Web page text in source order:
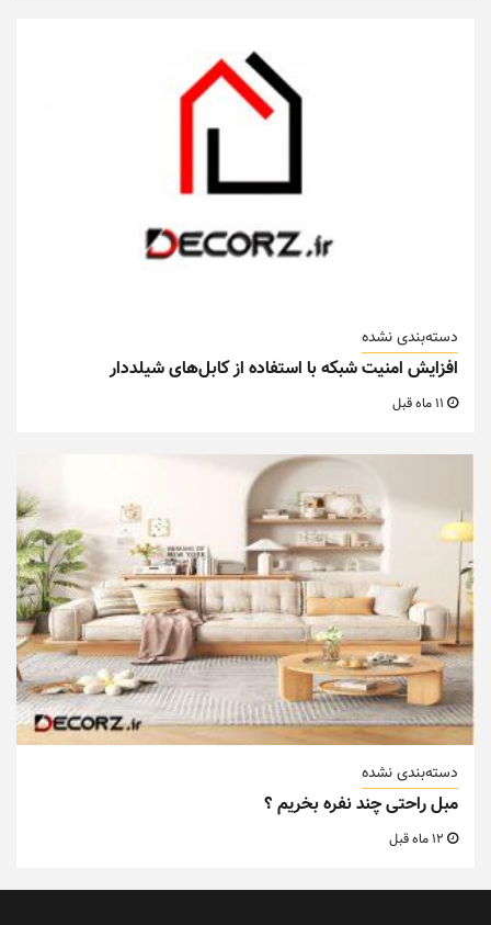
دسته‌بندی نشده
افزایش امنیت شبکه با استفاده از کابل‌های شیلددار
دسته‌بندی نشده
مبل راحتی چند نفره بخریم ؟